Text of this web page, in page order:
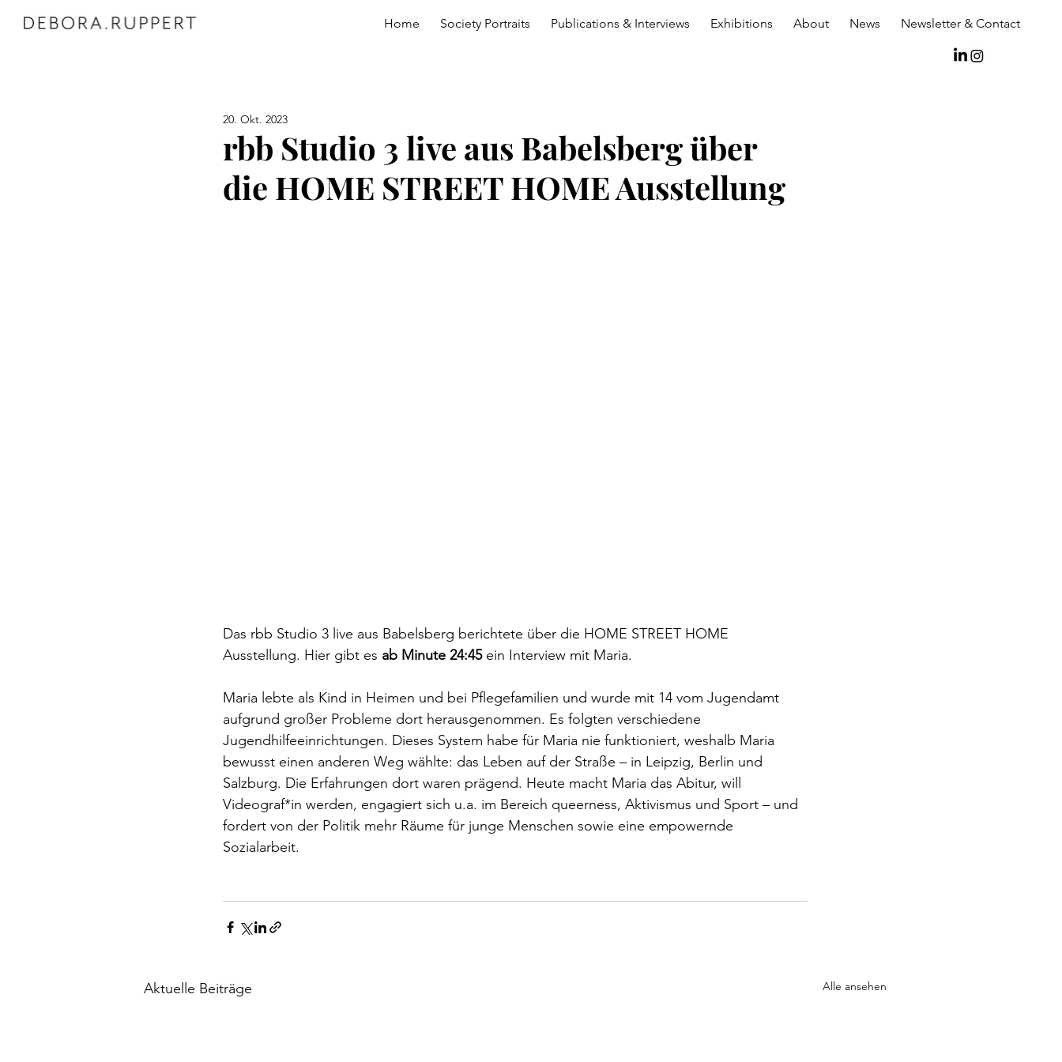
Home Society Portraits Publications & Interviews Exhibitions About News Newsletter & Contact
rbb Studio 3 live aus Babelsberg über
die HOME STREET HOME Ausstellung
20. Okt. 2023
Das rbb Studio 3 live aus Babelsberg berichtete über die HOME STREET HOME
Ausstellung. Hier gibt es ab Minute 24:45 ein Interview mit Maria.
Maria lebte als Kind in Heimen und bei Pflegefamilien und wurde mit 14 vom Jugendamt
aufgrund großer Probleme dort herausgenommen. Es folgten verschiedene
Jugendhilfeeinrichtungen. Dieses System habe für Maria nie funktioniert, weshalb Maria
bewusst einen anderen Weg wählte: das Leben auf der Straße – in Leipzig, Berlin und
Salzburg. Die Erfahrungen dort waren prägend. Heute macht Maria das Abitur, will
Videograf*in werden, engagiert sich u.a. im Bereich queerness, Aktivismus und Sport – und
fordert von der Politik mehr Räume für junge Menschen sowie eine empowernde
Sozialarbeit.
Aktuelle Beiträge Alle ansehen